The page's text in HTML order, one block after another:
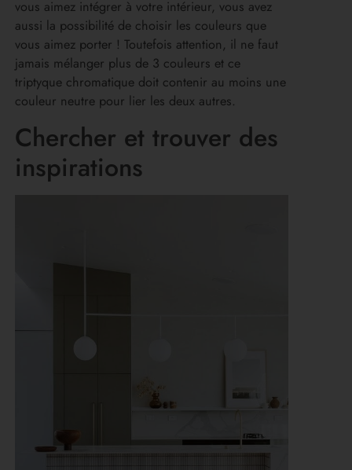
vous aimez intégrer à votre intérieur, vous avez
aussi la possibilité de choisir les couleurs que
vous aimez porter ! Toutefois attention, il ne faut
jamais mélanger plus de 3 couleurs et ce
triptyque chromatique doit contenir au moins une
couleur neutre pour lier les deux autres.
Chercher et trouver des
inspirations